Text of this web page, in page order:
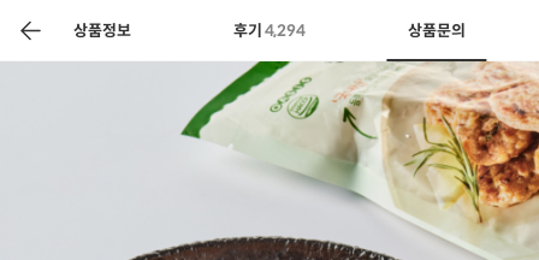
상품정보 후기 4,294 상품문의